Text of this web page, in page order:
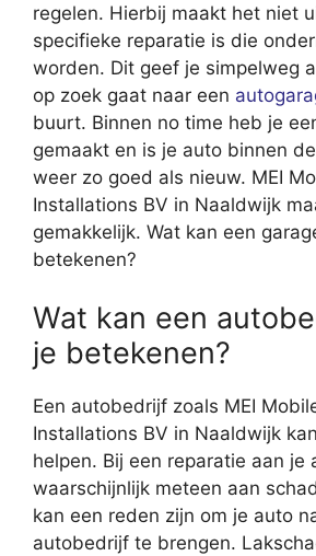
regelen. Hierbij maakt het niet
specifieke reparatie is die
worden. Dit geef je simpelweg
op zoek gaat naar een
buurt. Binnen no time heb je
gemaakt en is je auto binnen
weer zo goed als nieuw. MEI
Installations BV in Naaldwijk
gemakkelijk. Wat kan een
betekenen?
Wat kan een
je betekenen?
Een autobedrijf zoals MEI
Installations BV in Naaldwijk
helpen. Bij een reparatie aan je
waarschijnlijk meteen aan
kan een reden zijn om je auto
autobedrijf te brengen.